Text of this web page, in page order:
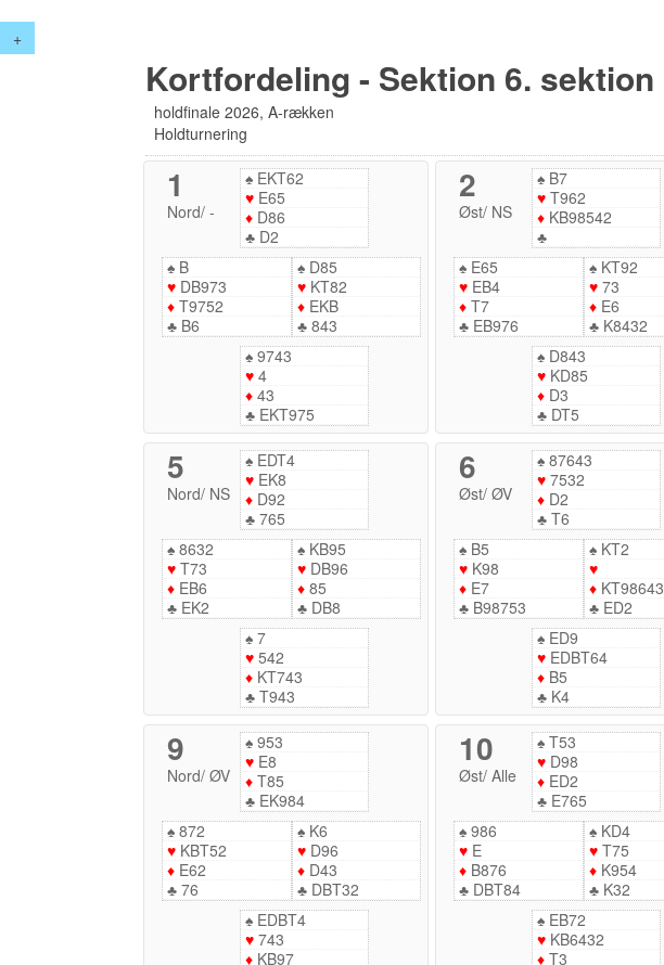
+
Kortfordeling - Sektion 6. sektion
holdfinale 2026, A-rækken
Holdturnering
1
Nord/-
♠ EKT62
♥ E65
♦ D86
♣ D2
♠ B
♥ DB973
♦ T9752
♣ B6
♠D85
♥KT82
♦EKB
♣843
♠ 9743
♥ 4
♦ 43
♣ EKT975
2
Øst/ NS
♠B7
♥T962
♦KB98542
♣
♠ E65
♥ EB4
♦ T7
♣ EB976
♠KT92
♥73
♦E6
♣K8432
♠D843
♥KD85
♦D3
♣DT5
5
Nord/ NS
♠ EDT4
♥ EK8
♦ D92
♣ 765
♠ 8632
♥ T73
♦ EB6
♣ EK2
♠KB95
♥DB96
♦85
♣DB8
♠ 7
♥ 542
♦ KT743
♣ T943
6
Øst/ØV
♠87643
♥7532
♦D2
♣T6
♠ B5
♥ K98
♦ E7
♣ B98753
♠KT2
♥
♦KT98643
♣ED2
♠ED9
♥EDBT64
♦B5
♣K4
9
Nord/ØV
♠ 953
♥ E8
♦ T85
♣ EK984
♠ 872
♥ KBT52
♦ E62
♣ 76
♠K6
♥D96
♦D43
♣DBT32
♠ EDBT4
♥ 743
♦ KB97
10
Øst/Alle
♠T53
♥D98
♦ED2
♣E765
♠ 986
♥ E
♦ B876
♣ DBT84
♠KD4
♥T75
♦K954
♣K32
♠EB72
♥KB6432
♦T3